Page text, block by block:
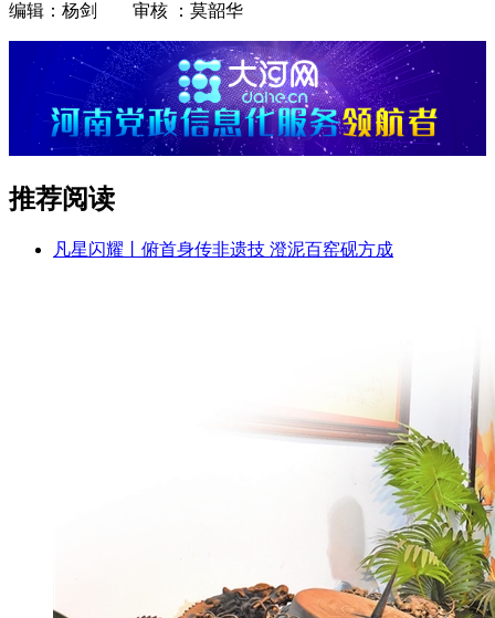
编辑：杨剑 审核 ：莫韶华
推荐阅读
凡星闪耀丨俯首身传非遗技 澄泥百窑砚方成